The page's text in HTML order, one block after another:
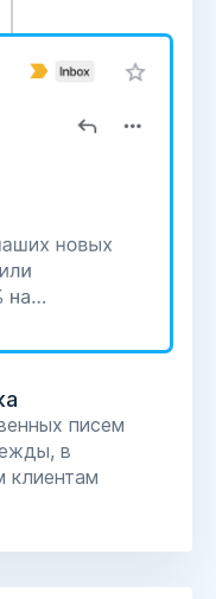
писем
в
клиентам